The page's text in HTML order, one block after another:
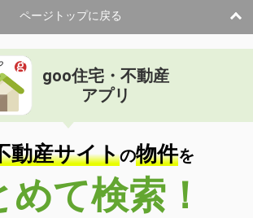
ページトップに戻る
goo住宅・不動産
アプリ
動産サイトの物件を
めて検索！